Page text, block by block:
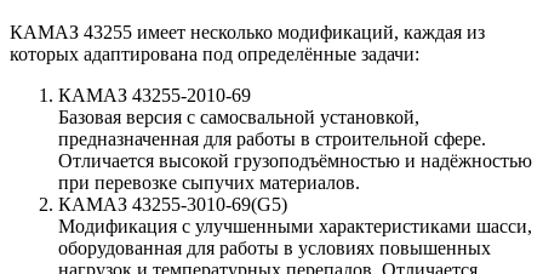
КАМАЗ 43255 имеет несколько модификаций, каждая из
которых адаптирована под определённые задачи:
КАМАЗ 43255-2010-69
Базовая версия с самосвальной установкой,
предназначенная для работы в строительной сфере.
Отличается высокой грузоподъёмностью и надёжностью
при перевозке сыпучих материалов.
КАМАЗ 43255-3010-69(G5)
Модификация с улучшенными характеристиками шасси,
оборудованная для работы в условиях повышенных